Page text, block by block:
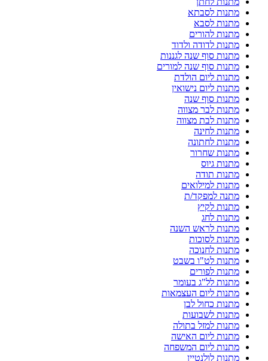
מתנות לסבתא
מתנות לסבא
מתנות להורים
מתנות לדודה ולדוד
מתנות סוף שנה לגננות
מתנות סוף שנה למורים
מתנות ליום הולדת
מתנות ליום נישואין
מתנות סוף שנה
מתנות לבר מצווה
מתנות לבת מצווה
מתנות לחינה
מתנות לחתונה
מתנות שחרור
מתנות גיוס
מתנות תודה
מתנות למילואים
מתנה למפקד/ת
מתנות לקיץ
מתנות לחג
מתנות לראש השנה
מתנות לסוכות
מתנות לחנוכה
מתנות לט"ו בשבט
מתנות לפורים
מתנות לל"ג בעומר
מתנות ליום העצמאות
מתנות כחול לבן
מתנות לשבועות
מתנות למזל בתולה
מתנות ליום האישה
מתנות ליום המשפחה
מתנות לולנטיין